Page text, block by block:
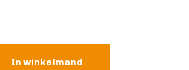
In winkelmand